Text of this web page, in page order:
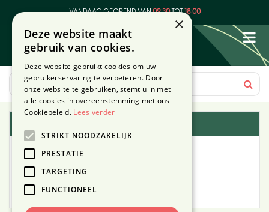
VANDAAG GEOPEND VAN09:30TOT18:00
×
Deze website maakt
gebruik van cookies.
Deze website gebruikt cookies om uw
gebruikerservaring te verbeteren. Door
onze website te gebruiken, stemt u in met
alle cookies in overeenstemming met ons
Cookiebeleid. Lees verder
STRIKT NOODZAKELIJK
PRESTATIE
TARGETING
FUNCTIONEEL